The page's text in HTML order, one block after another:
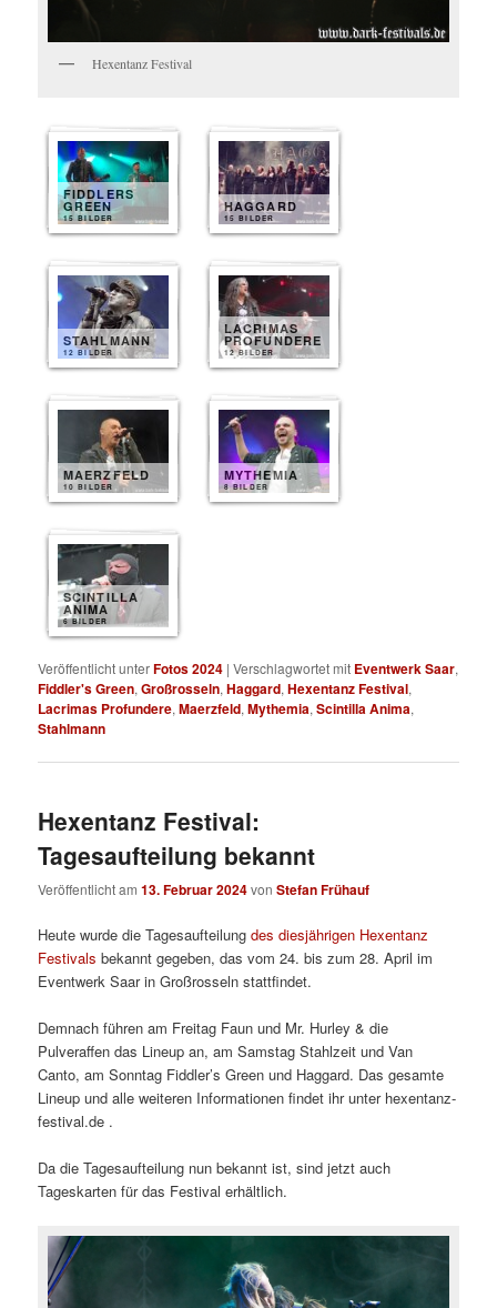
Hexentanz Festival
FIDDLERS
GREEN
15 BILDER
HAGGARD
15 BILDER
STAHLMANN
12 BILDER
LACRIMAS
PROFUNDERE
12 BILDER
MAERZFELD
10 BILDER
MYTHEMIA
8 BILDER
SCINTILLA
ANIMA
6 BILDER
Veröffentlicht unterFotos 2024 |Verschlagwortet mit Eventwerk Saar,
Fiddler's Green,Großrosseln,Haggard,Hexentanz Festival,
Lacrimas Profundere,Maerzfeld,Mythemia,Scintilla Anima,
Stahlmann
Hexentanz Festival:
Tagesaufteilung bekannt
Veröffentlicht am13. Februar 2024vonStefan Frühauf
Heute wurde die Tagesaufteilungdes diesjährigen Hexentanz
Festivals bekannt gegeben, das vom 24. bis zum 28. April im
Eventwerk Saar in Großrosseln stattfindet.
Demnach führen am Freitag Faun und Mr. Hurley & die
Pulveraffen das Lineup an, am Samstag Stahlzeit und Van
Canto, am Sonntag Fiddler’s Green und Haggard. Das gesamte
Lineup und alle weiteren Informationen findet ihr unter hexentanz-
festival.de .
Da die Tagesaufteilung nun bekannt ist, sind jetzt auch
Tageskarten für das Festival erhältlich.